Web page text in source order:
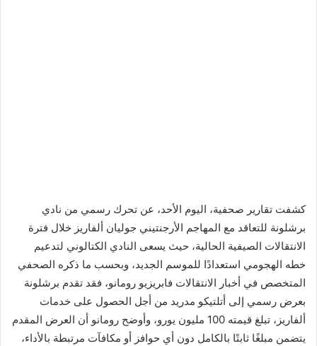
كشفت تقارير صحفية، اليوم الأحد، عن تحرك رسمي من نادي
برشلونة للتعاقد مع المهاجم الأرجنتيني جوليان ألفاريز خلال فترة
الانتقالات الصيفية الحالية، حيث يسعى النادي الكتالوني لتدعيم
خطه الهجومي استعدادًا للموسم الجديد، وبحسب ما ذكره الصحفي
المتخصص في أخبار الانتقالات فابريزيو رومانو، فقد تقدم برشلونة
بعرض رسمي إلى أتلتيكو مدريد من أجل الحصول على خدمات
ألفاريز، تبلغ قيمته 100 مليون يورو، وأوضح رومانو أن العرض المقدم
يتضمن مبلغًا ثابتًا بالكامل دون أي حوافز أو مكافآت مرتبطة بالأداء،